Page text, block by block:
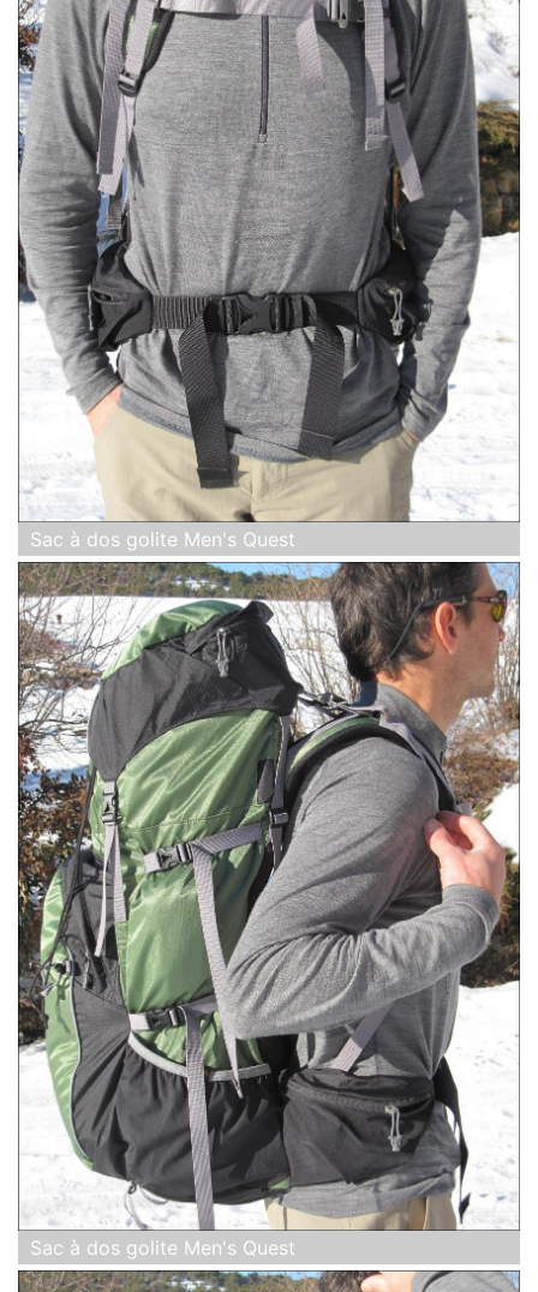
Sac à dos golite Men's Quest
Sac à dos golite Men's Quest